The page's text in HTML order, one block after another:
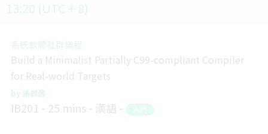
系統軟體社群議程
Build a Minimalist Partially C99-compliant Compiler
for Real-world Targets
張顥嚴
IB201 25 mins 漢語 入門